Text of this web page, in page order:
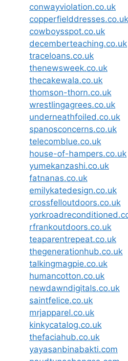
conwayviolation.co.uk
copperfielddresses.co.uk
cowboysspot.co.uk
decemberteaching.co.uk
traceloans.co.uk
thenewsweek.co.uk
thecakewala.co.uk
thomson-thorn.co.uk
wrestlingagrees.co.uk
underneathfoiled.co.uk
spanosconcerns.co.uk
telecomblue.co.uk
house-of-hampers.co.uk
yumekanzashi.co.uk
fatnanas.co.uk
emilykatedesign.co.uk
crossfelloutdoors.co.uk
rfrankoutdoors.co.uk
teaparentrepeat.co.uk
thegenerationhub.co.uk
talkingmagpie.co.uk
humancotton.co.uk
newdawndigitals.co.uk
saintfelice.co.uk
mrjapparel.co.uk
kinkycatalog.co.uk
thefaciahub.co.uk
yayasanbinabakti.com